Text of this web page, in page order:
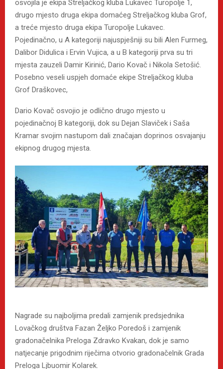
osvojila je ekipa Streljačkog kluba Lukavec Turopolje 1,
drugo mjesto druga ekipa domaćeg Streljačkog kluba Grof,
a treće mjesto druga ekipa Turopolje Lukavec.
Pojedinačno, u A kategoriji najuspješniji su bili Alen Furmeg,
Dalibor Didulica i Ervin Vujica, a u B kategoriji prva su tri
mjesta zauzeli Damir Kirinić, Dario Kovač i Nikola Setošić.
Posebno veseli uspjeh domaće ekipe Streljačkog kluba
Grof Draškovec,
Dario Kovač osvojio je odlično drugo mjesto u
pojedinačnoj B kategoriji, dok su Dejan Slaviček i Saša
Kramar svojim nastupom dali značajan doprinos osvajanju
ekipnog drugog mjesta.
Nagrade su najboljima predali zamjenik predsjednika
Lovačkog društva Fazan Željko Poredoš i zamjenik
gradonačelnika Preloga Zdravko Kvakan, dok je samo
natjecanje prigodnim riječima otvorio gradonačelnik Grada
Preloga Ljbuomir Kolarek.